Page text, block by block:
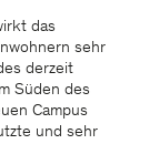
das
sehr
derzeit
Süden des
Campus
und sehr